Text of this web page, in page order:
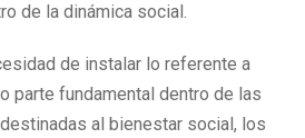
de la dinámica social.
de instalar lo referente a
parte fundamental dentro de las
al bienestar social, los